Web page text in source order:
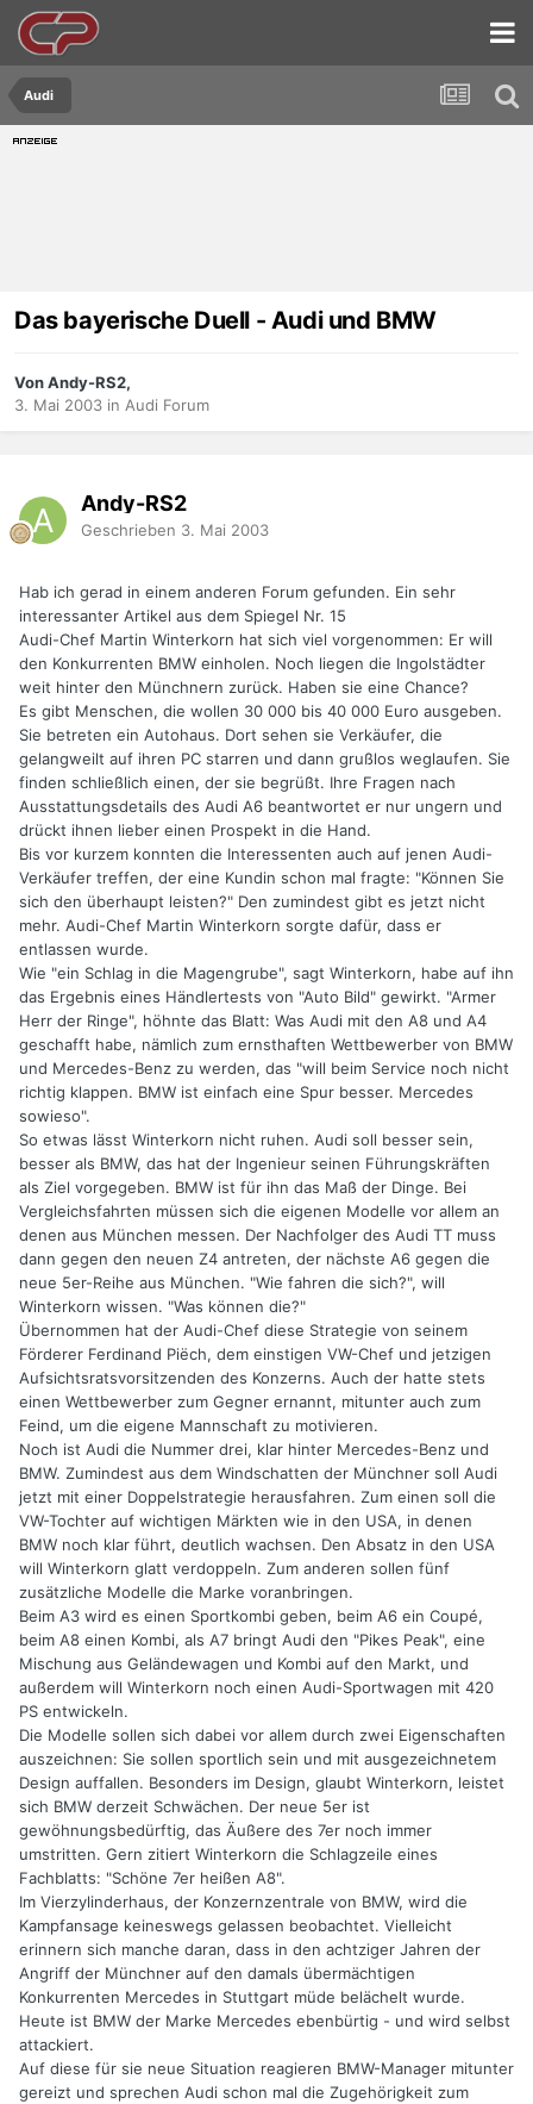
Audi
Das bayerische Duell - Audi und BMW
Von Andy-RS2,
3. Mai 2003 in Audi Forum
Andy-RS2
Geschrieben 3. Mai 2003
Hab ich gerad in einem anderen Forum gefunden. Ein sehr
interessanter Artikel aus dem Spiegel Nr. 15
Audi-Chef Martin Winterkorn hat sich viel vorgenommen: Er will
den Konkurrenten BMW einholen. Noch liegen die Ingolstädter
weit hinter den Münchnern zurück. Haben sie eine Chance?
Es gibt Menschen, die wollen 30 000 bis 40 000 Euro ausgeben.
Sie betreten ein Autohaus. Dort sehen sie Verkäufer, die
gelangweilt auf ihren PC starren und dann grußlos weglaufen. Sie
finden schließlich einen, der sie begrüßt. Ihre Fragen nach
Ausstattungsdetails des Audi A6 beantwortet er nur ungern und
drückt ihnen lieber einen Prospekt in die Hand.
Bis vor kurzem konnten die Interessenten auch auf jenen Audi-
Verkäufer treffen, der eine Kundin schon mal fragte: "Können Sie
sich den überhaupt leisten?" Den zumindest gibt es jetzt nicht
mehr. Audi-Chef Martin Winterkorn sorgte dafür, dass er
entlassen wurde.
Wie "ein Schlag in die Magengrube", sagt Winterkorn, habe auf ihn
das Ergebnis eines Händlertests von "Auto Bild" gewirkt. "Armer
Herr der Ringe", höhnte das Blatt: Was Audi mit den A8 und A4
geschafft habe, nämlich zum ernsthaften Wettbewerber von BMW
und Mercedes-Benz zu werden, das "will beim Service noch nicht
richtig klappen. BMW ist einfach eine Spur besser. Mercedes
sowieso".
So etwas lässt Winterkorn nicht ruhen. Audi soll besser sein,
besser als BMW, das hat der Ingenieur seinen Führungskräften
als Ziel vorgegeben. BMW ist für ihn das Maß der Dinge. Bei
Vergleichsfahrten müssen sich die eigenen Modelle vor allem an
denen aus München messen. Der Nachfolger des Audi TT muss
dann gegen den neuen Z4 antreten, der nächste A6 gegen die
neue 5er-Reihe aus München. "Wie fahren die sich?", will
Winterkorn wissen. "Was können die?"
Übernommen hat der Audi-Chef diese Strategie von seinem
Förderer Ferdinand Piëch, dem einstigen VW-Chef und jetzigen
Aufsichtsratsvorsitzenden des Konzerns. Auch der hatte stets
einen Wettbewerber zum Gegner ernannt, mitunter auch zum
Feind, um die eigene Mannschaft zu motivieren.
Noch ist Audi die Nummer drei, klar hinter Mercedes-Benz und
BMW. Zumindest aus dem Windschatten der Münchner soll Audi
jetzt mit einer Doppelstrategie herausfahren. Zum einen soll die
VW-Tochter auf wichtigen Märkten wie in den USA, in denen
BMW noch klar führt, deutlich wachsen. Den Absatz in den USA
will Winterkorn glatt verdoppeln. Zum anderen sollen fünf
zusätzliche Modelle die Marke voranbringen.
Beim A3 wird es einen Sportkombi geben, beim A6 ein Coupé,
beim A8 einen Kombi, als A7 bringt Audi den "Pikes Peak", eine
Mischung aus Geländewagen und Kombi auf den Markt, und
außerdem will Winterkorn noch einen Audi-Sportwagen mit 420
PS entwickeln.
Die Modelle sollen sich dabei vor allem durch zwei Eigenschaften
auszeichnen: Sie sollen sportlich sein und mit ausgezeichnetem
Design auffallen. Besonders im Design, glaubt Winterkorn, leistet
sich BMW derzeit Schwächen. Der neue 5er ist
gewöhnungsbedürftig, das Äußere des 7er noch immer
umstritten. Gern zitiert Winterkorn die Schlagzeile eines
Fachblatts: "Schöne 7er heißen A8".
Im Vierzylinderhaus, der Konzernzentrale von BMW, wird die
Kampfansage keineswegs gelassen beobachtet. Vielleicht
erinnern sich manche daran, dass in den achtziger Jahren der
Angriff der Münchner auf den damals übermächtigen
Konkurrenten Mercedes in Stuttgart müde belächelt wurde.
Heute ist BMW der Marke Mercedes ebenbürtig - und wird selbst
attackiert.
Auf diese für sie neue Situation reagieren BMW-Manager mitunter
gereizt und sprechen Audi schon mal die Zugehörigkeit zum